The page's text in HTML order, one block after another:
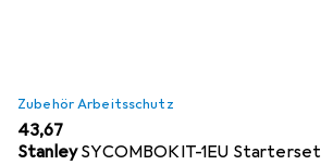
Zubehör Arbeitsschutz
EUR
43,67
StanleySYCOMBOKIT-1EU Starterset